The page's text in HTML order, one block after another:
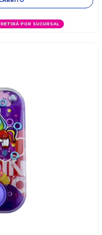
RETIRÁ POR SUCURSAL